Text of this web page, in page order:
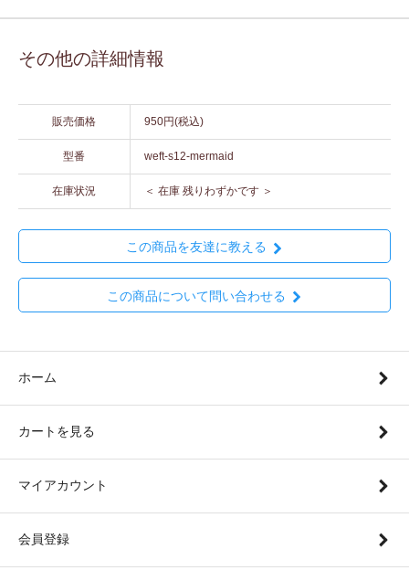
その他の詳細情報
販売価格 950円(税込)
型番 weft-s12-mermaid
在庫状況 ＜ 在庫 残りわずかです ＞
この商品を友達に教える
この商品について問い合わせる
ホーム
カートを見る
マイアカウント
会員登録